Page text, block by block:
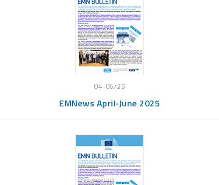
04-06/25
EMNews April-June 2025